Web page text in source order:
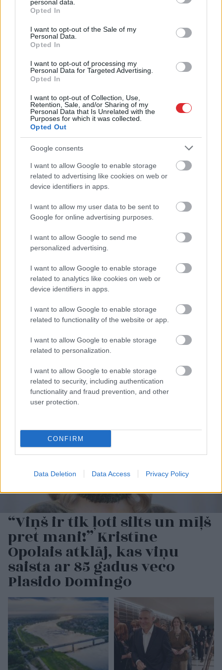
grant or deny consent to Google and its third-party tags to
use your data for below specified purposes in below Google
consent section.
personal data.
Opted In
I want to opt-out of the Sale of my
Personal Data.
Opted In
I want to opt-out of processing my
Personal Data for Targeted Advertising.
Opted In
I want to opt-out of Collection, Use,
Retention, Sale, and/or Sharing of my
Personal Data that Is Unrelated with the
Purposes for which it was collected.
Opted Out
Google consents
I want to allow Google to enable storage
related to advertising like cookies on web or
device identifiers in apps.
I want to allow my user data to be sent to
Google for online advertising purposes.
I want to allow Google to send me
personalized advertising.
I want to allow Google to enable storage
related to analytics like cookies on web or
device identifiers in apps.
I want to allow Google to enable storage
related to functionality of the website or app.
I want to allow Google to enable storage
related to personalization.
I want to allow Google to enable storage
related to security, including authentication
functionality and fraud prevention, and other
user protection.
CONFIRM
Data Deletion Data Access Privacy Policy
“Tev pārbrauks ar tanku
pāri!” Kaspars Zāle Dailes
teātra skandāla laikā
saņēmis draudus
Daudz kas būs atkarīgs
no tā, cik prasmīgi
puses
Kalvina Herisa
koncerts: vai skatuve
“Viņš ir tik ļoti silts un mīļš
pret mani!” Kristīne
Opolais atklāj, kas viņu
saista ar 85 gadus veco
Plasido Domingo
Atcelt Ziņot